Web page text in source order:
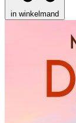
in winkelmand